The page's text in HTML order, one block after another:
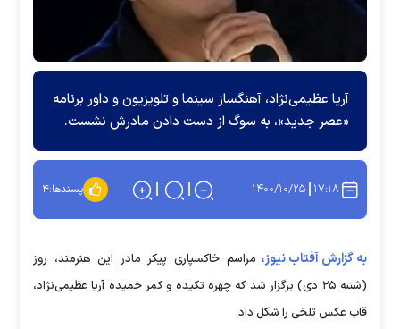
آریا عظیمی‌نژاد، آهنگساز سینما و تلویزیون و داور برنامه
«عصر جدید»، به سوگ از دست دادن مادرش نشست.
۱۷:۱۸ ۱۴۰۰/۱۰/۲۵ پسندها:۴
به گزارش آفتاب نیوز، مراسم خاکسپاری پیکر مادر این هنرمند، روز
(شنبه ۲۵ دی) برگزار شد که چهره تکیده و کمر خمیده آریا عظیمی‌نژاد،
قاب عکس تلخی را شکل داد.